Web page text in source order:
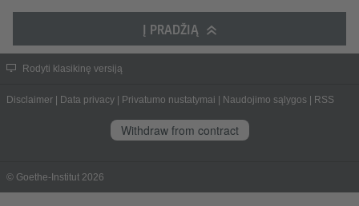
Į PRADŽIĄ
Rodyti klasikinę versiją
Disclaimer Data privacy Privatumo nustatymai Naudojimo sąlygos RSS
Withdraw from contract
© Goethe-Institut 2026